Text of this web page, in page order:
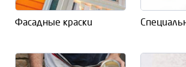
Фасадные краски